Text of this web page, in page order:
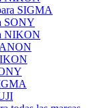
SIGMA
SONY
NIKON